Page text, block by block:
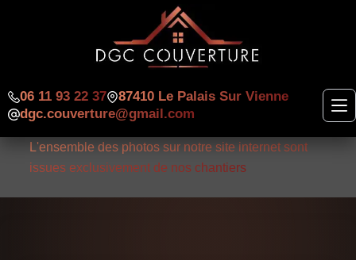
06 11 93 22 37
87410 Le Palais Sur Vienne
dgc.couverture@gmail.com
L'ensemble des photos sur notre site internet sont
issues exclusivement de nos chantiers